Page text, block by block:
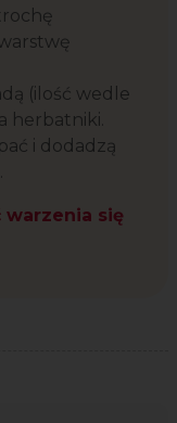
(ilość wedle
herbatniki.
i dodadzą
warzenia się